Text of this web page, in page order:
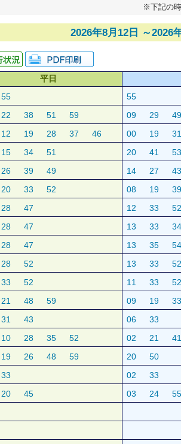
※下記の
2026年8月12日 ～2026
平日
55 55
22 38 51 59 09 29 49
12 19 28 37 46 00 19 31
15 34 51 20 41 53
26 39 49 14 27 43
20 33 52 08 19 39
28 47 12 33 52
28 47 13 33 34
28 47 13 35 54
28 52 13 33 52
33 52 11 33 52
21 48 59 09 19 33
31 43 06 33
10 28 35 52 02 21 41
19 26 48 59 20 50
33 02 33
20 45 03 24 55